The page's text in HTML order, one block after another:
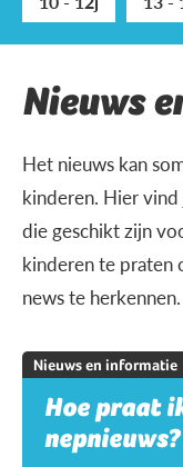
Nieuws
Het nieuws kan
kinderen. Hier
die geschikt zijn
kinderen te praten
news te herkennen.
Nieuws en informatie
Hoe praat
nepnieuws?